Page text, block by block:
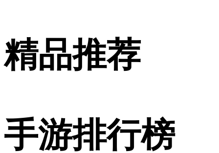
精品推荐
手游排行榜